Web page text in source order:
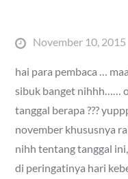
PostedNovember 10, 2015
hai para pembaca …
sibuk banget nihhh……
tanggal berapa ???
november khususnya
nihh tentang tanggal
di peringatinya hari